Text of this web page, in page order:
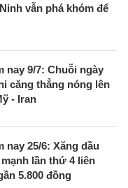
vẫn phá khóm để
nay 9/7: Chuỗi ngày
căng thẳng nóng lên
- Iran
nay 25/6: Xăng dầu
lần thứ 4 liên
5.800 đồng